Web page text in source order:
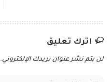
اترك تعليق
لن يتم نشر عنوان بريدك الإلكتروني.